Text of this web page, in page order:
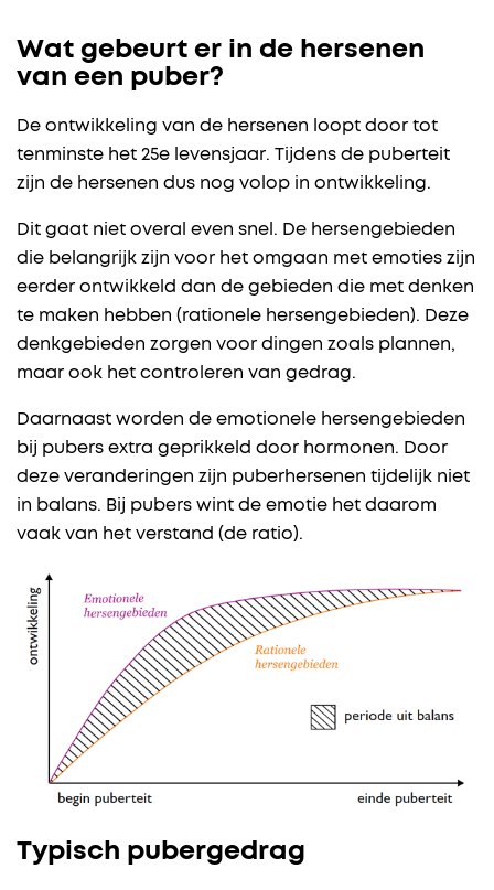
Wat gebeurt er in de hersenen
van een puber?
De ontwikkeling van de hersenen loopt door tot
tenminste het 25e levensjaar. Tijdens de puberteit
zijn de hersenen dus nog volop in ontwikkeling.
Dit gaat niet overal even snel. De hersengebieden
die belangrijk zijn voor het omgaan met emoties zijn
eerder ontwikkeld dan de gebieden die met denken
te maken hebben (rationele hersengebieden). Deze
denkgebieden zorgen voor dingen zoals plannen,
maar ook het controleren van gedrag.
Daarnaast worden de emotionele hersengebieden
bij pubers extra geprikkeld door hormonen. Door
deze veranderingen zijn puberhersenen tijdelijk niet
in balans. Bij pubers wint de emotie het daarom
vaak van het verstand (de ratio).
Typisch pubergedrag